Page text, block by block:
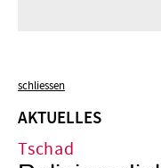
schliessen
AKTUELLES
Tschad